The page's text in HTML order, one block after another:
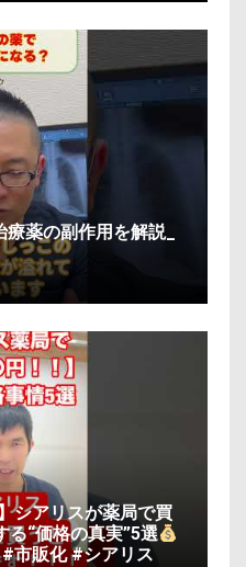
薬の副作用を解説_
シアリスが薬局で買
る“価格の真実”5選
市販化 #シアリス